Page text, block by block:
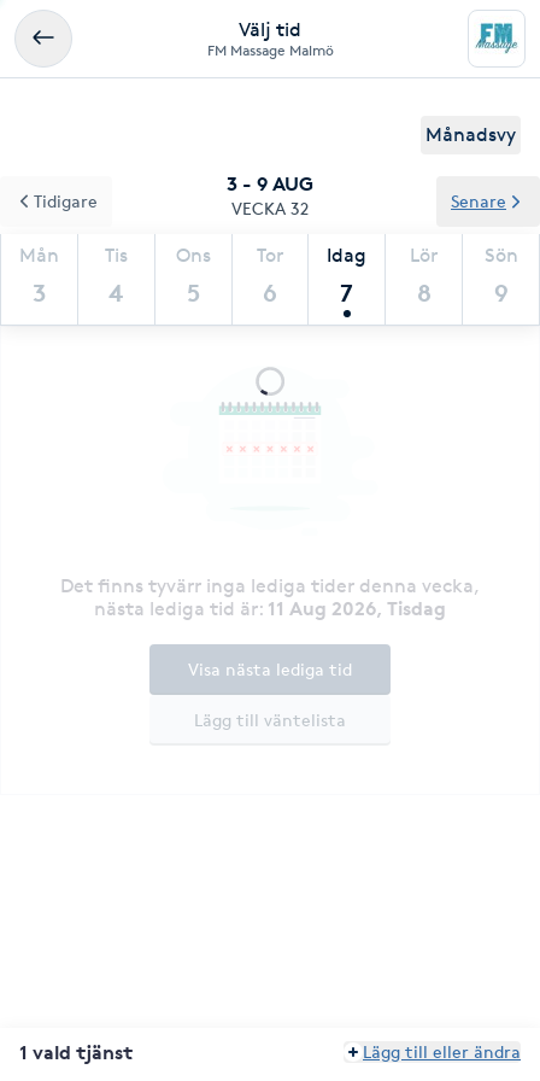
Välj tid
FM Massage Malmö
Månadsvy
3 - 9 AUG
VECKA 32
Mån
3
Tis
4
Ons
5
Tor
6
Idag
7
Lör
8
Sön
9
Tidigare Senare
Det finns tyvärr inga lediga tider denna vecka,
nästa lediga tid är: 11 Aug 2026, Tisdag
Lägg till väntelista
Visa nästa lediga tid
1 vald tjänst Lägg till eller ändra